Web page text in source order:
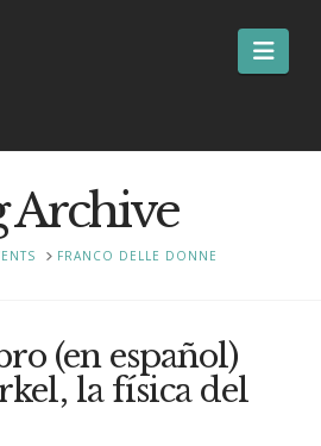
Archive
FRANCO DELLE DONNE
(en español)
la física del